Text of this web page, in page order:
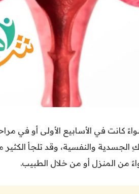
كانت في الأسابيع الأولى أو في
والنفسية، وقد تلجأ الكثير
من المنزل أو من خلال الطبيب.